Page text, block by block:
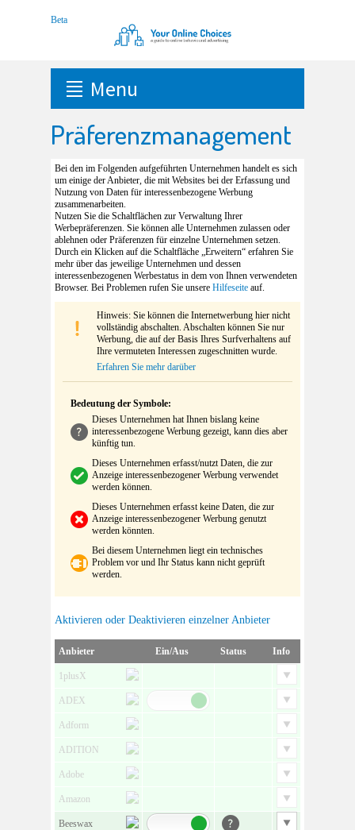
Menu
Präferenzmanagement
Bei den im Folgenden aufgeführten Unternehmen handelt es sich
um einige der Anbieter, die mit Websites bei der Erfassung und
Nutzung von Daten für interessenbezogene Werbung
zusammenarbeiten.
Nutzen Sie die Schaltflächen zur Verwaltung Ihrer
Werbepräferenzen. Sie können alle Unternehmen zulassen oder
ablehnen oder Präferenzen für einzelne Unternehmen setzen.
Durch ein Klicken auf die Schaltfläche „Erweitern“ erfahren Sie
mehr über das jeweilige Unternehmen und dessen
interessenbezogenen Werbestatus in dem von Ihnen verwendeten
Browser. Bei Problemen rufen Sie unsere Hilfeseite auf.
Hinweis: Sie können die Internetwerbung hier nicht
vollständig abschalten. Abschalten können Sie nur
Werbung, die auf der Basis Ihres Surfverhaltens auf
Ihre vermuteten Interessen zugeschnitten wurde.
Erfahren Sie mehr darüber
Bedeutung der Symbole:
Dieses Unternehmen hat Ihnen bislang keine
interessenbezogene Werbung gezeigt, kann dies aber
künftig tun.
Dieses Unternehmen erfasst/nutzt Daten, die zur
Anzeige interessenbezogener Werbung verwendet
werden können.
Dieses Unternehmen erfasst keine Daten, die zur
Anzeige interessenbezogener Werbung genutzt
werden könnten.
Bei diesem Unternehmen liegt ein technisches
Problem vor und Ihr Status kann nicht geprüft
werden.